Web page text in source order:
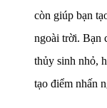
còn giúp bạn
ngoài trời. Bạn
thủy sinh nhỏ,
tạo điểm nhấn